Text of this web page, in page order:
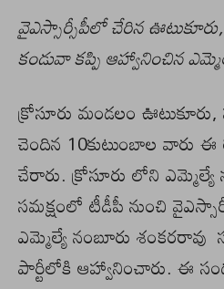
వైఎస్సార్సీపీలో చేరిన
కండువా కప్పి ఆహ్వానించిన
క్రోసూరు మండలం
చెందిన 10కుటుంబాల వారు
చేరారు. క్రోసూరు లోని ఎమ్మెల్యే
సమక్షంలో టీడీపీ నుంచి
ఎమ్మెల్యే నంబూరు
పార్టీలోకి ఆహ్వానించారు. ఈ